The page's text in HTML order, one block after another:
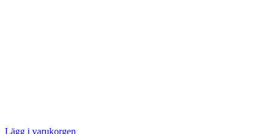
Lägg i varukorgen